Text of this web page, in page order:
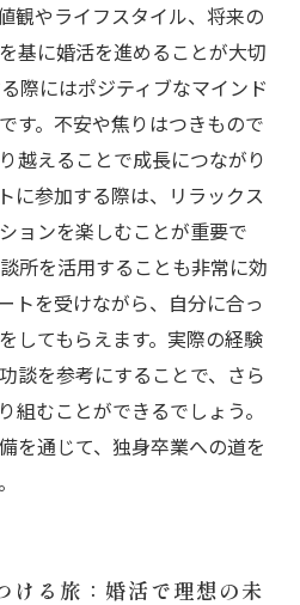
観やライフスタイル、将来の
基に婚活を進めることが大切
際にはポジティブなマインド
す。不安や焦りはつきもので
越えることで成長につながり
に参加する際は、リラックス
ョンを楽しむことが重要で
所を活用することも非常に効
トを受けながら、自分に合っ
してもらえます。実際の経験
談を参考にすることで、さら
組むことができるでしょう。
を通じて、独身卒業への道を
ける旅：婚活で理想の未